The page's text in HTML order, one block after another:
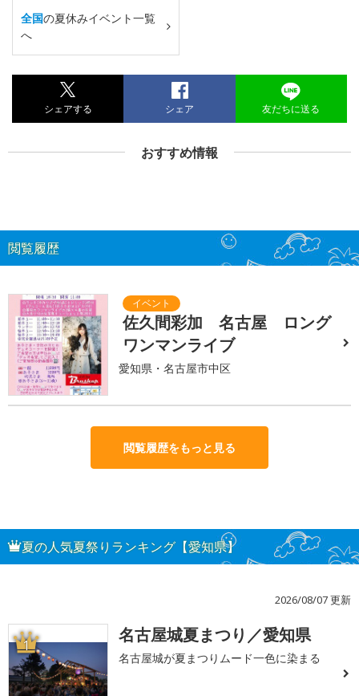
全国の夏休みイベント一覧
へ
シェアする シェア 友だちに送る
おすすめ情報
閲覧履歴
佐久間彩加 名古屋 ロング
ワンマンライブ
愛知県・名古屋市中区
閲覧履歴をもっと見る
夏の人気夏祭りランキング【愛知県】
2026/08/07 更新
1 名古屋城夏まつり／愛知県
名古屋城が夏まつりムード一色に染まる